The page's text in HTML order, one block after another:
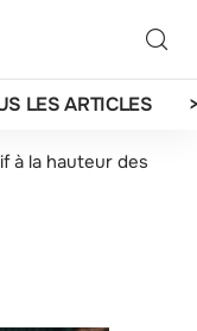
LES ARTICLES
à la hauteur des